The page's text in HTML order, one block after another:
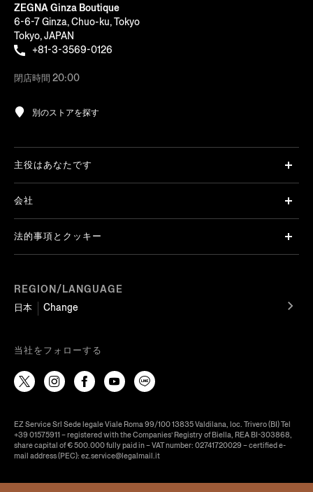
ZEGNA Ginza Boutique
6-6-7 Ginza, Chuo-ku, Tokyo
Tokyo, JAPAN
+81-3-3569-0126
閉店時間 20:00
別のストアを探す
REGION/LANGUAGE
日本
Change
主役はあなたです
会社
法的事項とクッキー
当社をフォローする
EZ Service Srl Sede legale Viale Roma 99/100 13835 Valdilana, loc. Trivero (BI) Tel
+39 01575911 – registered with the Companies’ Registry of Biella, REA BI-303868,
share capital of € 500.000 fully paid in – VAT number: 02741720029 – certified e-
mail address (PEC): ez.service@legalmail.it